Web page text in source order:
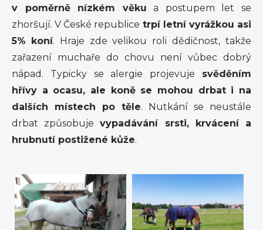
v poměrně nízkém věku a postupem let se
zhoršují. V České republice trpí letní vyrážkou asi
5% koní. Hraje zde velikou roli dědičnost, takže
zařazení muchaře do chovu není vůbec dobrý
nápad. Typicky se alergie projevuje svěděním
hřívy a ocasu, ale koně se mohou drbat i na
dalších místech po těle. Nutkání se neustále
drbat způsobujevypadávání srsti, krvácení a
hrubnutí postižené kůže.